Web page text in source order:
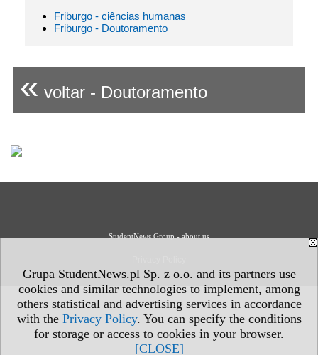
Grupa StudentNews.pl Sp. z o.o. and its partners use
cookies and similar technologies to implement, among
others statistical and advertising services in accordance
with the Privacy Policy. You can specify the conditions
for storage or access to cookies in your browser.
[CLOSE]
Friburgo - ciências humanas
Friburgo - Doutoramento
« voltar - Doutoramento
StudentNews Group - about us